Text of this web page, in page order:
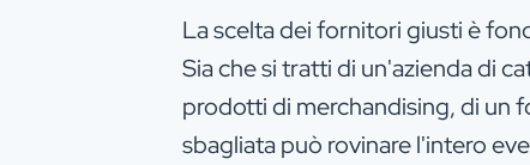
La scelta dei fornitori giusti è
Sia che si tratti di un'azienda di
prodotti di merchandising, di un
sbagliata può rovinare l'intero